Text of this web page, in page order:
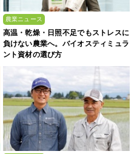
農業ニュース
高温・乾燥・日照不足でもストレスに
負けない農業へ。バイオスティミュラ
ント資材の選び方